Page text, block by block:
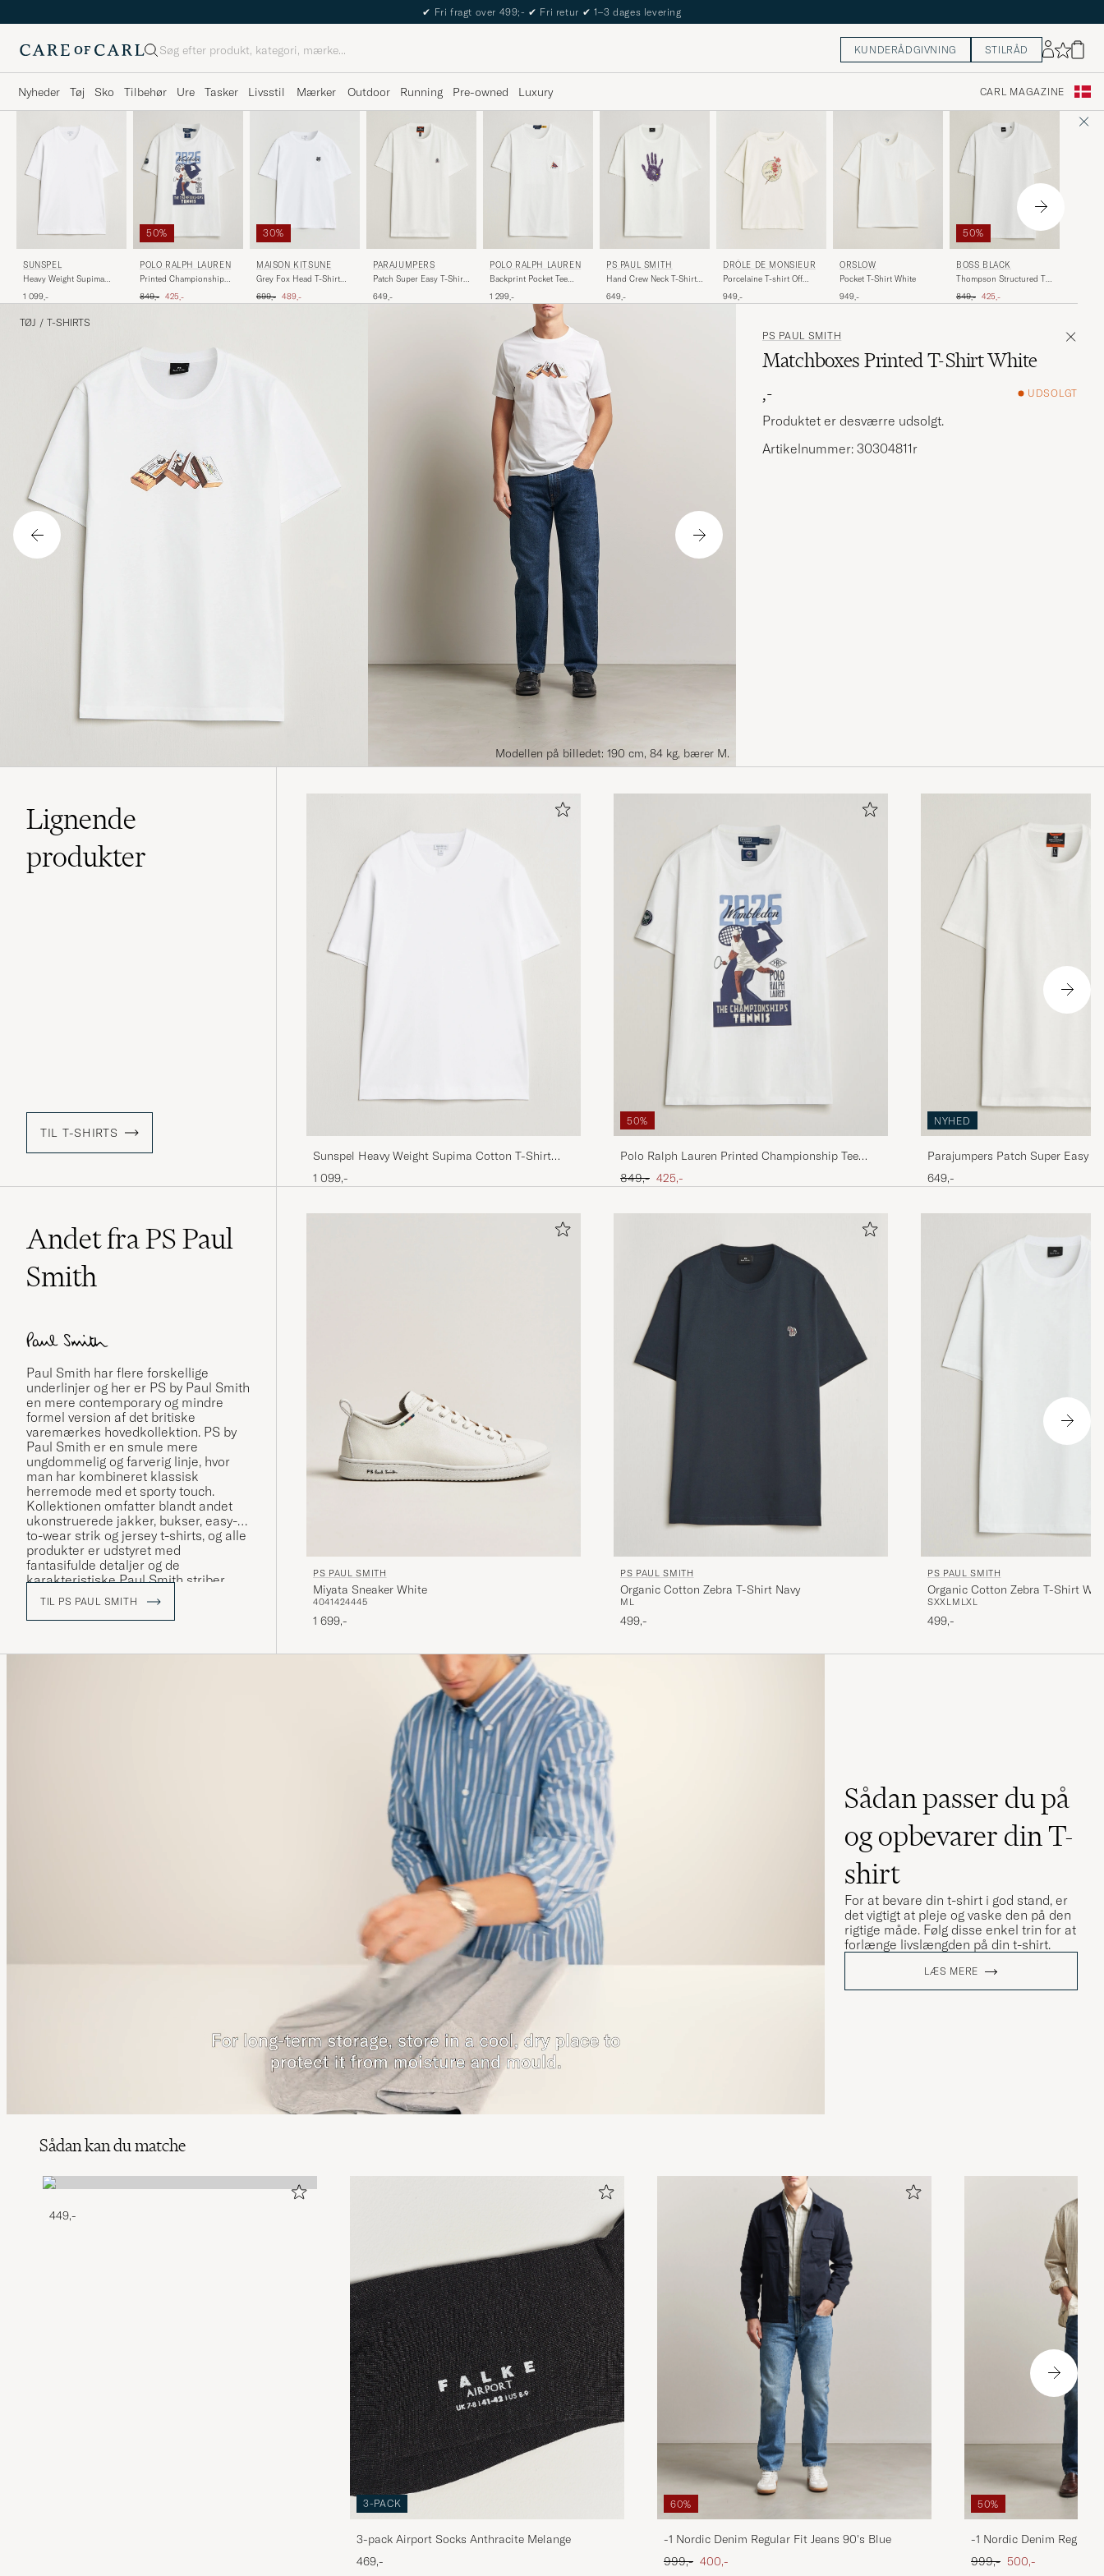
The Care of Carl Passport
Søg KUNDERÅDGIVNING STILRÅD
Nyheder Tøj Sko Tilbehør Ure Tasker Livsstil Mærker Outdoor Running Pre-owned Luxury CARL MAGAZINE
SUNSPEL
Heavy Weight Supima
1 099,-
50%
POLO RALPH LAUREN
Printed Championship
Ordinary pris
849,- Nedsat pris
425,-
30%
MAISON KITSUNÉ
Grey Fox Head T-Shirt
Ordinary pris
699,- Nedsat pris
489,-
PARAJUMPERS
Patch Super Easy T-Shirt
649,-
POLO RALPH LAUREN
Backprint Pocket Tee
1 299,-
PS PAUL SMITH
Hand Crew Neck T-Shirt
649,-
DRÔLE DE MONSIEUR
Porcelaine T-shirt Off
949,-
ORSLOW
Pocket T-Shirt White
949,-
50%
BOSS BLACK
Thompson Structured T-
Ordinary pris
849,- Nedsat pris
425,-
TØJ / T-SHIRTS
Modellen på billedet: 190 cm, 84 kg, bærer M.
PS PAUL SMITH
Matchboxes Printed T-Shirt White
,-
UDSOLGT
Produktet er desværre udsolgt.
Artikelnummer: 30304811r
Lignende
produkter
TIL T-SHIRTS
Sunspel Heavy Weight Supima Cotton T-Shirt
White
1 099,-
50%
Polo Ralph Lauren Printed Championship Tee
White
Ordinary pris
849,- Nedsat pris
425,-
NYHED
Parajumpers Patch Super Easy
649,-
Andet fra PS Paul
Smith
Paul Smith har flere forskellige
underlinjer og her er PS by Paul Smith
en mere contemporary og mindre
formel version af det britiske
varemærkes hovedkollektion. PS by
Paul Smith er en smule mere
ungdommelig og farverig linje, hvor
man har kombineret klassisk
herremode med et sporty touch.
Kollektionen omfatter blandt andet
ukonstruerede jakker, bukser, easy-
to-wear strik og jersey t-shirts, og alle
produkter er udstyret med
fantasifulde detaljer og de
karakteristiske Paul Smith striber
samt logo.
TIL PS PAUL SMITH
PS PAUL SMITH
Miyata Sneaker White
4041424445
1 699,-
PS PAUL SMITH
Organic Cotton Zebra T-Shirt Navy
M L
499,-
PS PAUL SMITH
Organic Cotton Zebra T-Shirt
SXXL M LXL
499,-
Sådan passer du på
og opbevarer din T-
shirt
For at bevare din t-shirt i god stand, er
det vigtigt at pleje og vaske den på den
rigtige måde. Følg disse enkel trin for at
forlænge livslængden på din t-shirt.
LÆS MERE
Sådan kan du matche
449,-
3-PACK
3-pack Airport Socks Anthracite Melange
469,-
60%
-1 Nordic Denim Regular Fit Jeans 90's Blue
Ordinary pris
999,- Nedsat pris
400,-
50%
-1 Nordic Denim Regular
Ordinary pris
999,- Nedsat pris
500,-